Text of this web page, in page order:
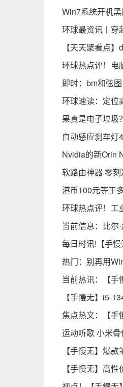
Win7系统开机
环球最资讯丨穿
【天天聚看点
环球热点评！电
即时：bm和弦图
环球速读：定位
果真是电子垃圾
自动感应刹车灯
Nvidia的新Orin
软路由神器 零
港币100元等于
环球热点评！工
当前信息：比尔
每日时讯!【手
热门：别再用
当前热讯：【手
【手慢无】i5-
焦点热文：【手
运动听歌 小米
【手慢无】爆
【手慢无】高